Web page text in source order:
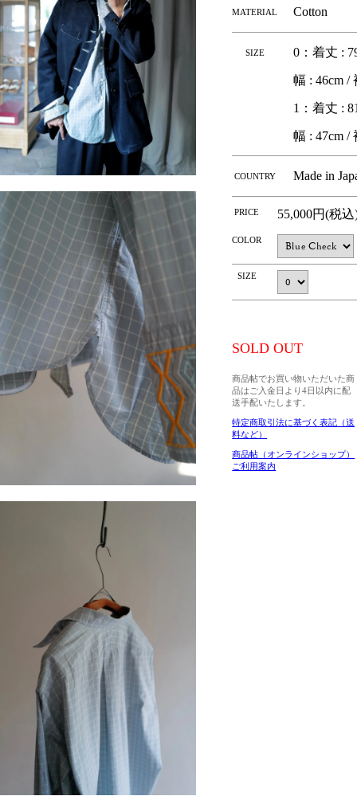
MATERIAL Cotton
SIZE 0：着丈 :
幅 : 46cm /
1：着丈 :
幅 : 47cm /
COUNTRY Made in
PRICE 55,000円(税込
COLOR
SIZE
SOLD OUT
商品帖でお買い物いただいた商
品はご入金日より4日以内に配
送手配いたします。
特定商取引法に基づく表記（送
料など）
商品帖（オンラインショップ）
ご利用案内